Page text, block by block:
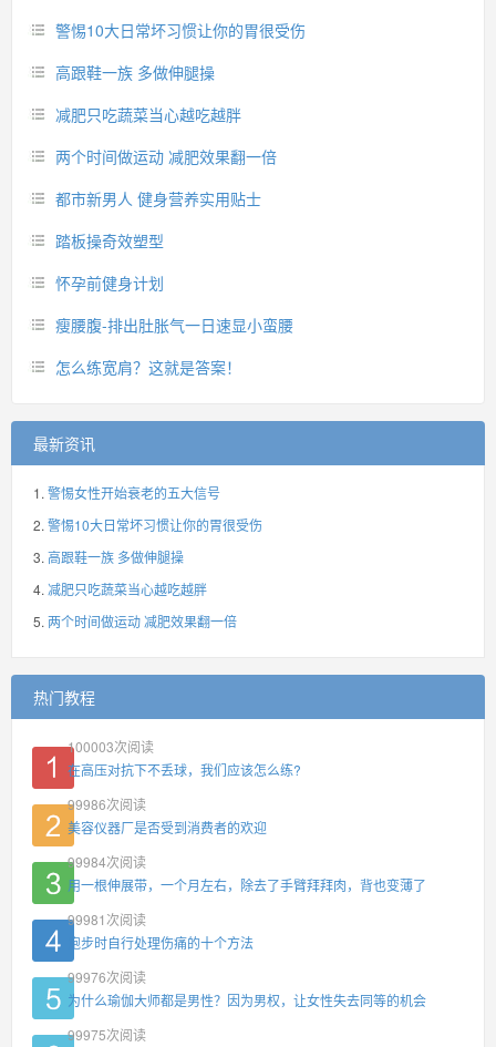
警惕10大日常坏习惯让你的胃很受伤
高跟鞋一族 多做伸腿操
减肥只吃蔬菜当心越吃越胖
两个时间做运动 减肥效果翻一倍
都市新男人 健身营养实用贴士
踏板操奇效塑型
怀孕前健身计划
瘦腰腹-排出肚胀气一日速显小蛮腰
怎么练宽肩？这就是答案！
最新资讯
警惕女性开始衰老的五大信号
警惕10大日常坏习惯让你的胃很受伤
高跟鞋一族 多做伸腿操
减肥只吃蔬菜当心越吃越胖
两个时间做运动 减肥效果翻一倍
热门教程
100003次阅读
在高压对抗下不丢球，我们应该怎么练?
99986次阅读
美容仪器厂是否受到消费者的欢迎
99984次阅读
用一根伸展带，一个月左右，除去了手臂拜拜肉，背也变薄了
99981 次阅读
跑步时自行处理伤痛的十个方法
99976次阅读
为什么瑜伽大师都是男性？因为男权，让女性失去同等的机会
99975次阅读